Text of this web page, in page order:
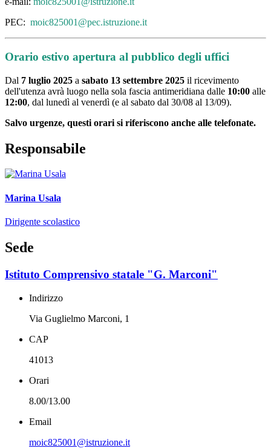
PEC: moic825001@pec.istruzione.it
Orario estivo apertura al pubblico degli uffici
Dal 7 luglio 2025 a sabato 13 settembre 2025 il ricevimento
dell'utenza avrà luogo nella sola fascia antimeridiana dalle 10:00 alle
12:00, dal lunedì al venerdì (e al sabato dal 30/08 al 13/09).
Salvo urgenze, questi orari si riferiscono anche alle telefonate.
Responsabile
Marina Usala
Dirigente scolastico
Sede
Istituto Comprensivo statale "G. Marconi"
Indirizzo
Via Guglielmo Marconi, 1
CAP
41013
Orari
8.00/13.00
Email
moic825001@istruzione.it